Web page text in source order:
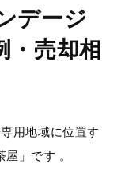
デージ
・売却相
用地域に位置す
」です 。